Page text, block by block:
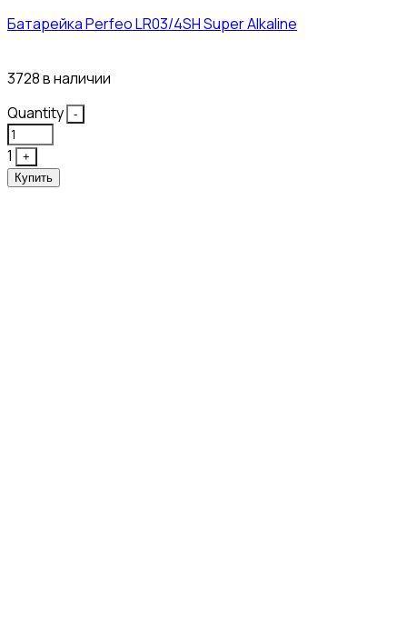
Батарейка Perfeo LR03/4SH Super Alkaline
3728 в наличии
Quantity
-
1
+
Купить